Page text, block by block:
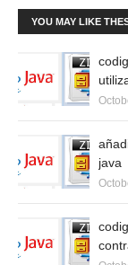
YOU MAY LIKE
java